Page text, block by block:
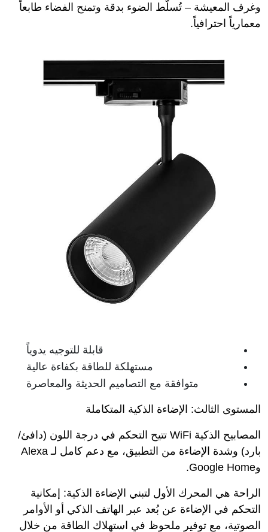
وغرف المعيشة – تُسلّط الضوء بدقة وتمنح الفضاء طابعاً
معمارياً احترافياً.
قابلة للتوجيه يدوياً
مستهلكة للطاقة بكفاءة عالية
متوافقة مع التصاميم الحديثة والمعاصرة
المستوى الثالث: الإضاءة الذكية المتكاملة
المصابيح الذكية WiFi تتيح التحكم في درجة اللون (دافئ/
بارد) وشدة الإضاءة من التطبيق، مع دعم كامل لـ Alexa
وGoogle Home.
الراحة هي المحرك الأول لتبني الإضاءة الذكية: إمكانية
التحكم في الإضاءة عن بُعد عبر الهاتف الذكي أو الأوامر
الصوتية، مع توفير ملحوظ في استهلاك الطاقة من خلال